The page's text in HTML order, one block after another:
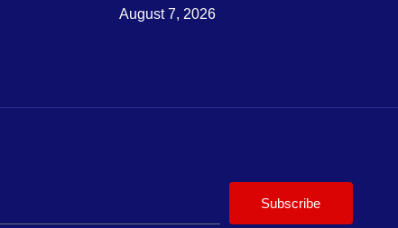
August 7, 2026
Subscribe